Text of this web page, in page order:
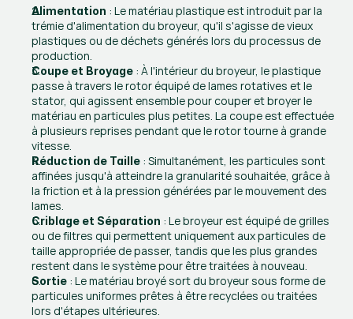
Alimentation : Le matériau plastique est introduit par la
trémie d'alimentation du broyeur, qu'il s'agisse de vieux
plastiques ou de déchets générés lors du processus de
production.
Coupe et Broyage : À l'intérieur du broyeur, le plastique
passe à travers le rotor équipé de lames rotatives et le
stator, qui agissent ensemble pour couper et broyer le
matériau en particules plus petites. La coupe est effectuée
à plusieurs reprises pendant que le rotor tourne à grande
vitesse.
Réduction de Taille : Simultanément, les particules sont
affinées jusqu'à atteindre la granularité souhaitée, grâce à
la friction et à la pression générées par le mouvement des
lames.
Criblage et Séparation : Le broyeur est équipé de grilles
ou de filtres qui permettent uniquement aux particules de
taille appropriée de passer, tandis que les plus grandes
restent dans le système pour être traitées à nouveau.
Sortie : Le matériau broyé sort du broyeur sous forme de
particules uniformes prêtes à être recyclées ou traitées
lors d'étapes ultérieures.